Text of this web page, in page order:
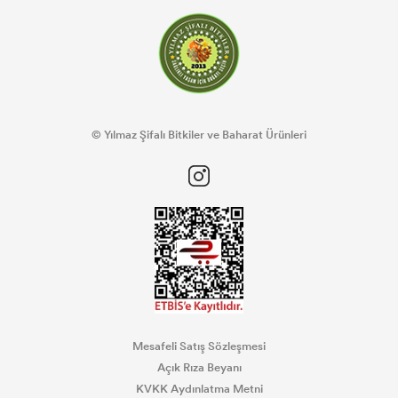
© Yılmaz Şifalı Bitkiler ve Baharat Ürünleri
Mesafeli Satış Sözleşmesi
Açık Rıza Beyanı
KVKK Aydınlatma Metni